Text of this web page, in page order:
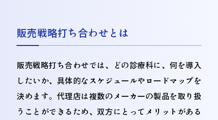
ールディングス
テルモ 約691億円
HOYA 55億6000万円
販売戦略打ち合わせとは
販売戦略打ち合わせでは、どの診療科に、何を導入
したいか、具体的なスケジュールやロードマップを
決めます。代理店は複数のメーカーの製品を取り扱
うことができるため、双方にとってメリットがある